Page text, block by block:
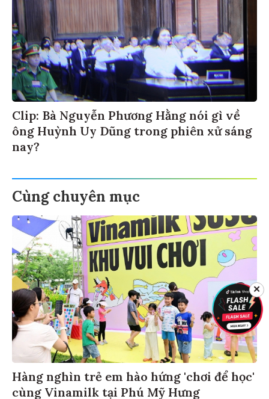
Clip: Bà Nguyễn Phương Hằng nói gì về
ông Huỳnh Uy Dũng trong phiên xử sáng
nay?
Cùng chuyên mục
Hàng nghìn trẻ em hào hứng 'chơi để học'
cùng Vinamilk tại Phú Mỹ Hưng
✕